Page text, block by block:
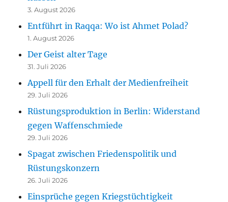
3. August 2026
Entführt in Raqqa: Wo ist Ahmet Polad?
1. August 2026
Der Geist alter Tage
31. Juli 2026
Appell für den Erhalt der Medienfreiheit
29. Juli 2026
Rüstungsproduktion in Berlin: Widerstand
gegen Waffenschmiede
29. Juli 2026
Spagat zwischen Friedenspolitik und
Rüstungskonzern
26. Juli 2026
Einsprüche gegen Kriegstüchtigkeit